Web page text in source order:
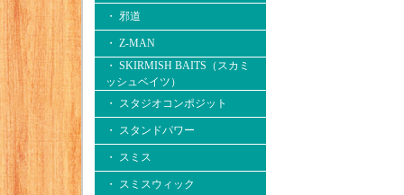
・ 邪道
・ Z-MAN
・ SKIRMISH BAITS（スカミ
ッシュベイツ）
・ スタジオコンポジット
・ スタンドパワー
・ スミス
・ スミスウィック